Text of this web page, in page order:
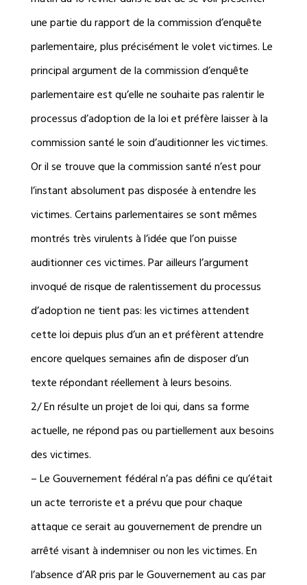
une partie du rapport de la commission d’enquête
parlementaire, plus précisément le volet victimes. Le
principal argument de la commission d’enquête
parlementaire est qu’elle ne souhaite pas ralentir le
processus d’adoption de la loi et préfère laisser à la
commission santé le soin d’auditionner les victimes.
Or il se trouve que la commission santé n’est pour
l’instant absolument pas disposée à entendre les
victimes. Certains parlementaires se sont mêmes
montrés très virulents à l’idée que l’on puisse
auditionner ces victimes. Par ailleurs l’argument
invoqué de risque de ralentissement du processus
d’adoption ne tient pas: les victimes attendent
cette loi depuis plus d’un an et préfèrent attendre
encore quelques semaines afin de disposer d’un
texte répondant réellement à leurs besoins.
2/ En résulte un projet de loi qui, dans sa forme
actuelle, ne répond pas ou partiellement aux besoins
des victimes.
– Le Gouvernement fédéral n’a pas défini ce qu’était
un acte terroriste et a prévu que pour chaque
attaque ce serait au gouvernement de prendre un
arrêté visant à indemniser ou non les victimes. En
l’absence d’AR pris par le Gouvernement au cas par